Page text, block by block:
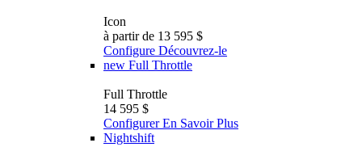
Icon
à partir de 13 595 $
Configure Découvrez-le
new Full Throttle
Full Throttle
14 595 $
Configurer En Savoir Plus
Nightshift